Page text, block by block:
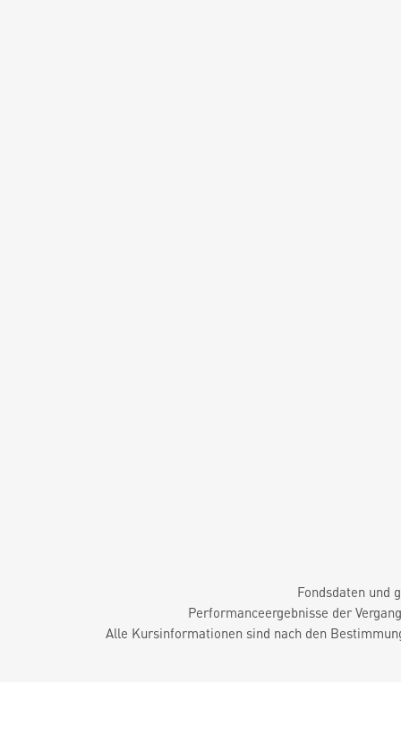
Fondsdaten und
Performanceergebnisse der
Alle Kursinformationen sind nach den